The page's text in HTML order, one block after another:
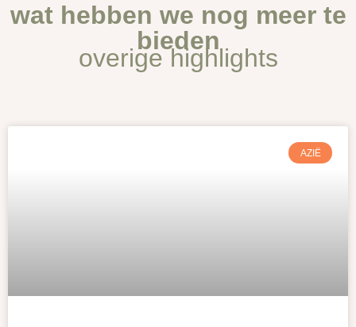
wat hebben we nog meer te
bieden
overige highlights
AZIË